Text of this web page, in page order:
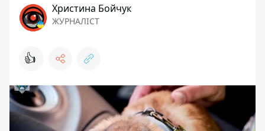
Христина Бойчук
ЖУРНАЛІСТ
👍